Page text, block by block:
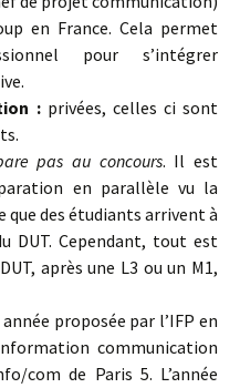
en France. Cela permet
pour s’intégrer
:privées, celles ci sont
pas au concours. Il est
en parallèle vu la
que des étudiants arrivent à
DUT. Cependant, tout est
après une L3 ou un M1,
proposée par l’IFP en
communication
com de Paris 5. L’année